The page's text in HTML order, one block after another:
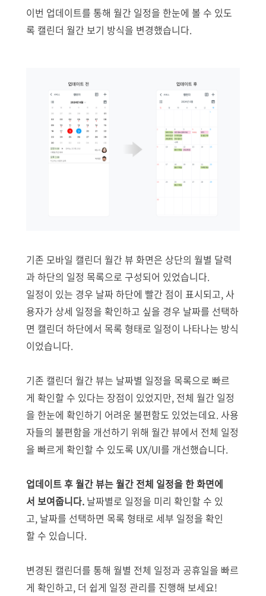
이번 업데이트를 통해 월간 일정을 한눈에 볼 수 있도
록 캘린더 월간 보기 방식을 변경했습니다.
기존 모바일 캘린더 월간 뷰 화면은 상단의 월별 달력
과 하단의 일정 목록으로 구성되어 있었습니다.
일정이 있는 경우 날짜 하단에 빨간 점이 표시되고, 사
용자가 상세 일정을 확인하고 싶을 경우 날짜를 선택하
면 캘린더 하단에서 목록 형태로 일정이 나타나는 방식
이었습니다.
기존 캘린더 월간 뷰는 날짜별 일정을 목록으로 빠르
게 확인할 수 있다는 장점이 있었지만, 전체 월간 일정
을 한눈에 확인하기 어려운 불편함도 있었는데요. 사용
자들의 불편함을 개선하기 위해 월간 뷰에서 전체 일정
을 빠르게 확인할 수 있도록 UX/UI를 개선했습니다.
업데이트 후 월간 뷰는 월간 전체 일정을 한 화면에
서 보여줍니다. 날짜별로 일정을 미리 확인할 수 있
고, 날짜를 선택하면 목록 형태로 세부 일정을 확인
할 수 있습니다.
변경된 캘린더를 통해 월별 전체 일정과 공휴일을 빠르
게 확인하고, 더 쉽게 일정 관리를 진행해 보세요!